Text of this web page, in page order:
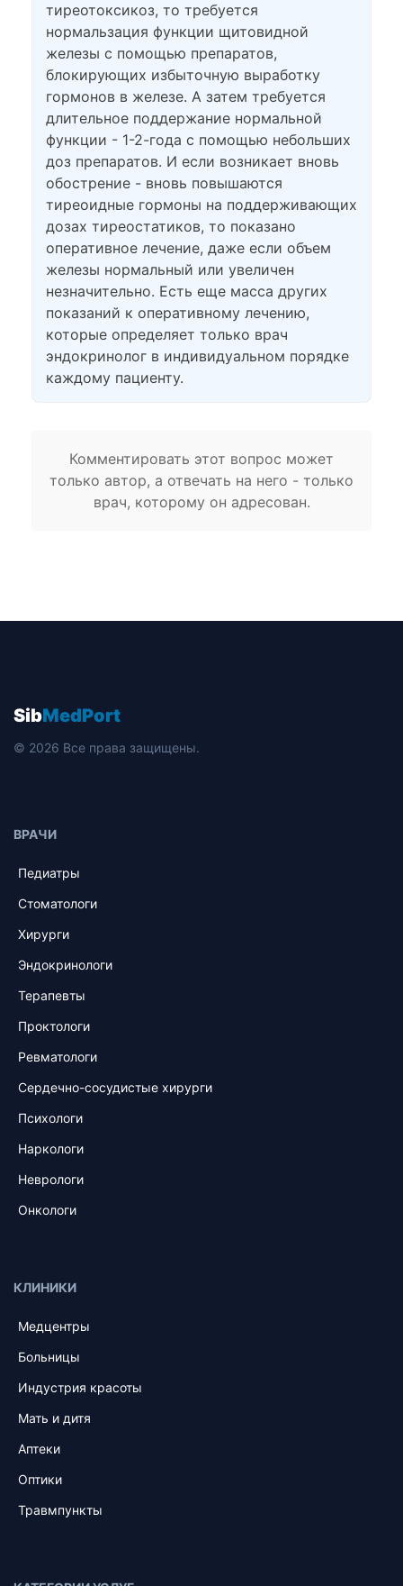
тиреотоксикоз, то требуется
нормальзация функции щитовидной
железы с помощью препаратов,
блокирующих избыточную выработку
гормонов в железе. А затем требуется
длительное поддержание нормальной
функции - 1-2-года с помощью небольших
доз препаратов. И если возникает вновь
обострение - вновь повышаются
тиреоидные гормоны на поддерживающих
дозах тиреостатиков, то показано
оперативное лечение, даже если объем
железы нормальный или увеличен
незначительно. Есть еще масса других
показаний к оперативному лечению,
которые определяет только врач
эндокринолог в индивидуальном порядке
каждому пациенту.
Комментировать этот вопрос может
только автор, а отвечать на него - только
врач, которому он адресован.
SibMedPort
© 2026 Все права защищены.
ВРАЧИ
Педиатры
Стоматологи
Хирурги
Эндокринологи
Терапевты
Проктологи
Ревматологи
Сердечно-сосудистые хирурги
Психологи
Наркологи
Неврологи
Онкологи
КЛИНИКИ
Медцентры
Больницы
Индустрия красоты
Мать и дитя
Аптеки
Оптики
Травмпункты